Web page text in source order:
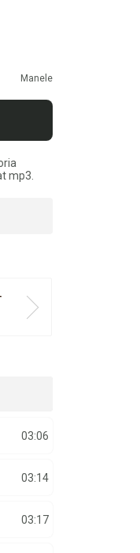
Manele
mp3.
03:06
03:14
03:17